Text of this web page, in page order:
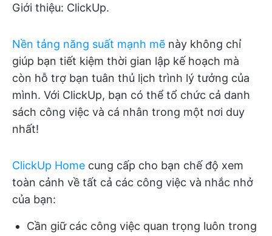
Giới thiệu: ClickUp.
Nền tảng năng suất mạnh mẽ này không chỉ
giúp bạn tiết kiệm thời gian lập kế hoạch mà
còn hỗ trợ bạn tuân thủ lịch trình lý tưởng của
mình. Với ClickUp, bạn có thể tổ chức cả danh
sách công việc và cá nhân trong một nơi duy
nhất!
ClickUp Home cung cấp cho bạn chế độ xem
toàn cảnh về tất cả các công việc và nhắc nhở
của bạn:
Cần giữ các công việc quan trọng luôn trong